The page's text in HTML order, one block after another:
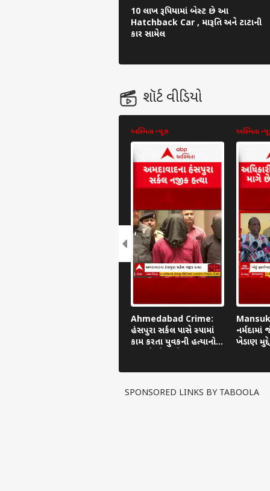
10 લાખ રૂપિયામાં બેસ્ટ છે આ
Hatchback Car , મારૂતિ અને ટાટાની
કાર સામેલ
શૉર્ટ વીડિયો
અસ્મિતા ન્યૂઝ
Ahmedabad Crime:
હંસપુરા સર્કલ પાસે સ્પામાં
કામ કરતા યુવકની હત્યાનો
અસ્મિતા
ખેડાણ
SPONSORED LINKS BY TABOOLA
હેલો ગેસ્ટ
અમારી સાથે જાહેરાત કરો
અમારા વિશે
અભિપ્રાય મોકલો
કરિયર
અમારો સંપર્ક કરો
LOGIN
પર્સનલ
અલગ